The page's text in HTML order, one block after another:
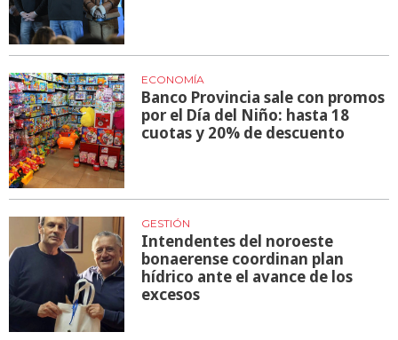
ECONOMÍA
Banco Provincia sale con promos
por el Día del Niño: hasta 18
cuotas y 20% de descuento
GESTIÓN
Intendentes del noroeste
bonaerense coordinan plan
hídrico ante el avance de los
excesos